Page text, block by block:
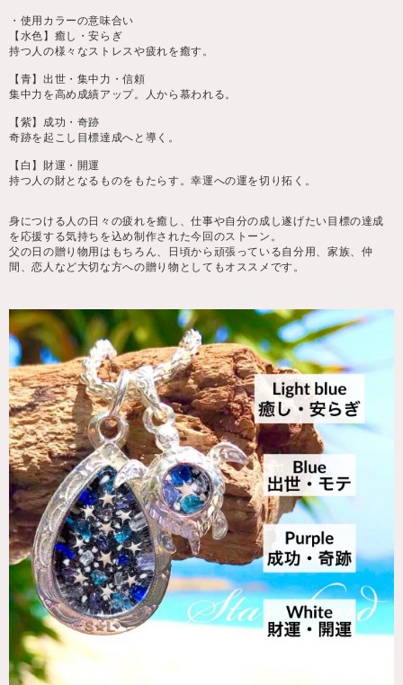
・使用カラーの意味合い
【水色】癒し・安らぎ
持つ人の様々なストレスや疲れを癒す。
【青】出世・集中力・信頼
集中力を高め成績アップ。人から慕われる。
【紫】成功・奇跡
奇跡を起こし目標達成へと導く。
【白】財運・開運
持つ人の財となるものをもたらす。幸運への運を切り拓く。
身につける人の日々の疲れを癒し、仕事や自分の成し遂げたい目標の達成
を応援する気持ちを込め制作された今回のストーン。
父の日の贈り物用はもちろん、日頃から頑張っている自分用、家族、仲
間、恋人など大切な方への贈り物としてもオススメです。